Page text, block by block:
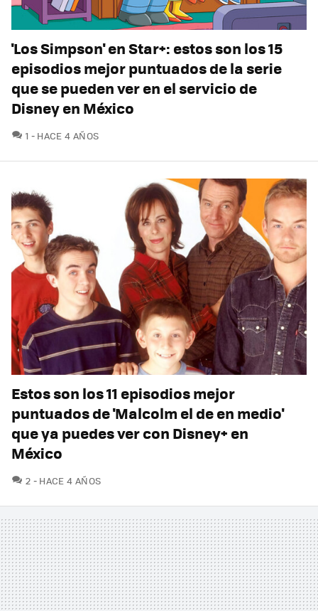
'Los Simpson' en Star+: estos son los 15
episodios mejor puntuados de la serie
que se pueden ver en el servicio de
Disney en México
1 COMENTARIOS
HACE 4 AÑOS
Estos son los 11 episodios mejor
puntuados de 'Malcolm el de en medio'
que ya puedes ver con Disney+ en
México
2 COMENTARIOS
HACE 4 AÑOS